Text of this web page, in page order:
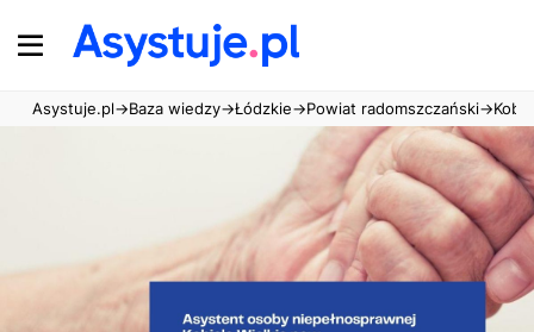
Asystuje.pl→Baza wiedzy→Łódzkie→Powiat radomszczański→